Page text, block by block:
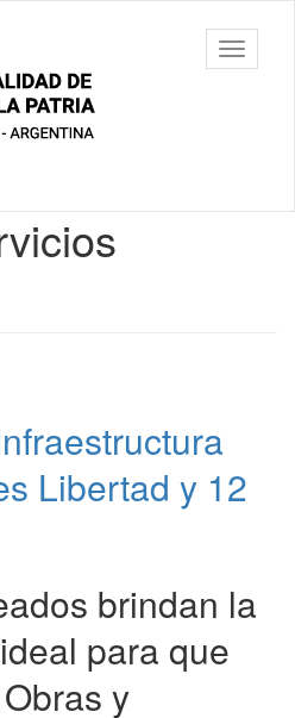
barra
Libertad y 12
brindan la
para que
y